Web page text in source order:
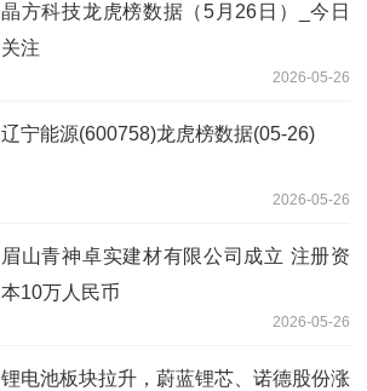
晶方科技龙虎榜数据（5月26日）_今日
关注
2026-05-26
辽宁能源(600758)龙虎榜数据(05-26)
2026-05-26
眉山青神卓实建材有限公司成立 注册资
本10万人民币
2026-05-26
锂电池板块拉升，蔚蓝锂芯、诺德股份涨